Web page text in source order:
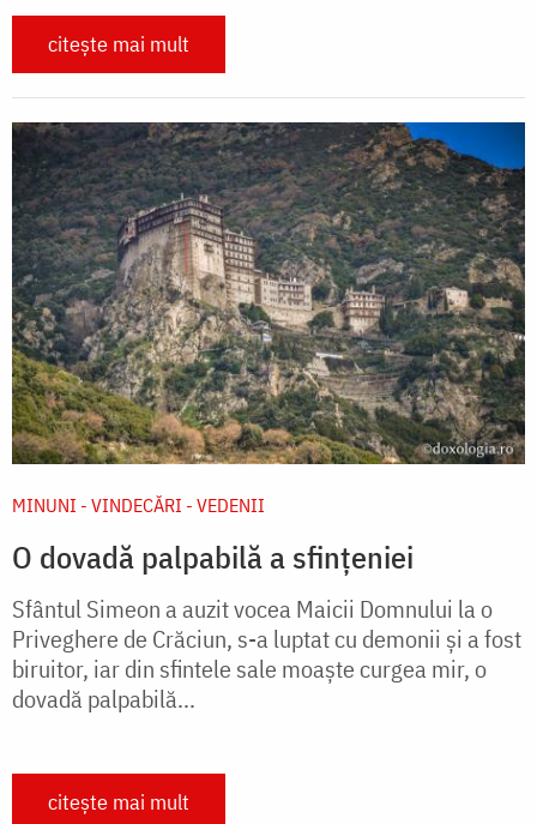
citește mai mult
MINUNI - VINDECĂRI - VEDENII
O dovadă palpabilă a sfințeniei
Sfântul Simeon a auzit vocea Maicii Domnului la o
Priveghere de Crăciun, s-a luptat cu demonii şi a fost
biruitor, iar din sfintele sale moaşte curgea mir, o
dovadă palpabilă...
citește mai mult